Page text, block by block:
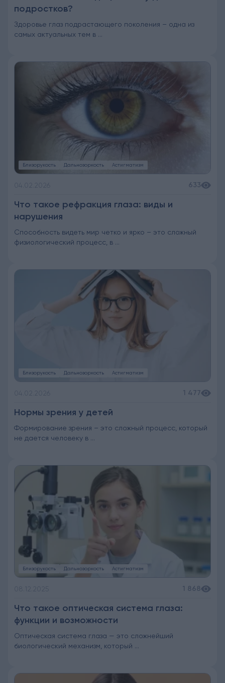
подростков?
Здоровье глаз подрастающего поколения – одна из
самых актуальных тем в ...
Близорукость Дальнозоркость Астигматизм
633
Что такое рефракция глаза: виды и
нарушения
Способность видеть мир четко и ярко – это сложный
физиологический процесс, в ...
Близорукость Дальнозоркость Астигматизм
1 477
Нормы зрения у детей
Формирование зрения – это сложный процесс, который
не дается человеку в ...
Близорукость Дальнозоркость Астигматизм
1 868
Что такое оптическая система глаза:
функции и возможности
Оптическая система глаза — это сложнейший
биологический механизм, который ...